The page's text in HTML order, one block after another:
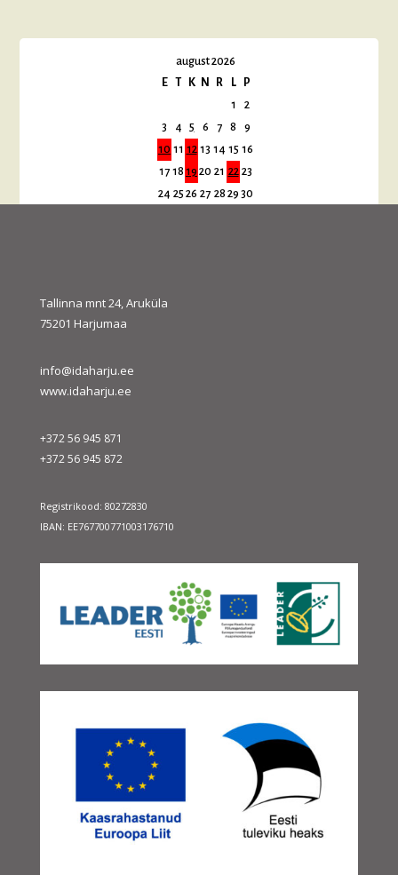
august 2026
E
T K N R L
P
1
2
3
4 5 6 7 8
9
10 11 12 13 14 15 16
17 18 19 20 21 22 23
24 25 26 27 28 29 30
Tallinna mnt 24, Aruküla
75201 Harjumaa
info@idaharju.ee
www.idaharju.ee
+372 56 945 871
+372 56 945 872
Registrikood: 80272830
IBAN: EE767700771003176710